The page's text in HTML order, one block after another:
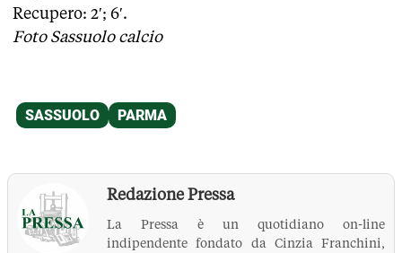
Recupero: 2′; 6′.
Foto Sassuolo calcio
Redazione Pressa
La Pressa è un quotidiano on-line
indipendente fondato da Cinzia Franchini,